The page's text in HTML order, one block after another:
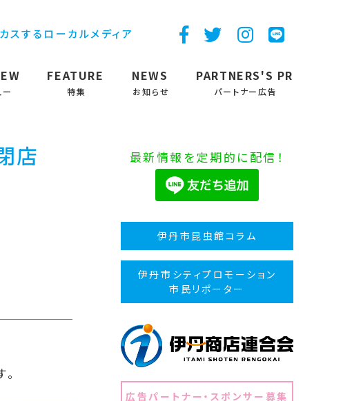
スするローカルメディア
ー
FEATURE
特集
NEWS
お知らせ
PARTNERS'S PR
パートナー広告
店 最新情報を定期的に配信！
伊丹市昆虫館コラム
伊丹市シティプロモーション
市民リポーター
広告パートナー・スポンサー募集